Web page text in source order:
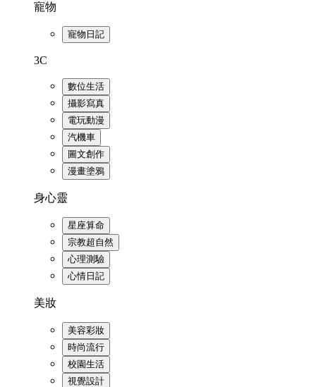
寵物
寵物日記
3C
數位生活
攝影寫真
電玩動漫
汽機車
圖文創作
漫畫塗鴉
身心靈
星座算命
宗教超自然
心理測驗
心情日記
美妝
美容彩妝
時尚流行
校園生活
視覺設計